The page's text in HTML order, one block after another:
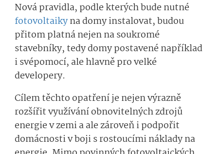
Nová pravidla, podle kterých bude nutné
fotovoltaikyna domy instalovat, budou
přitom platná nejen na soukromé
stavebníky, tedy domy postavené například
i svépomocí, ale hlavně pro velké
developery.
Cílem těchto opatření je nejen výrazně
rozšířit využívání obnovitelných zdrojů
energie v zemi a ale zároveň i podpořit
domácnosti v boji s rostoucími náklady na